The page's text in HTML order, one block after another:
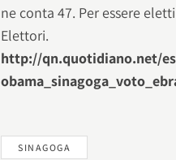
ne conta 47. Per essere
Elettori.
http://qn.quotidiano.net/
SINAGOGA